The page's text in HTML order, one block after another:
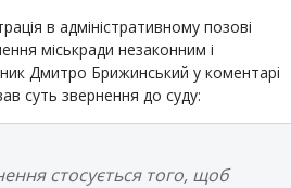
в адміністративному позові
міськради незаконним і
Дмитро Брижинський у коментарі
суть звернення до суду:
стосується того, щоб